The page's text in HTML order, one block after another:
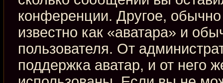
конференции. Другое,
известно как «аватара» и
пользователя. От
поддержка аватар, и от него